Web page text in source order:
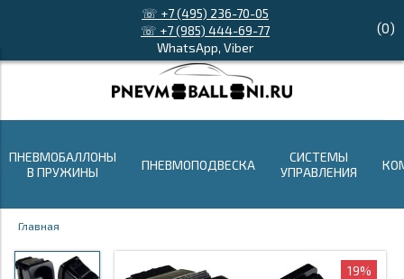
☏ +7 (495) 236-70-05
☏ +7 (985) 444-69-77
WhatsApp, Viber
(0)
ПНЕВМОБАЛЛОНЫ
В ПРУЖИНЫ
ПНЕВМОПОДВЕСКА
СИСТЕМЫ
УПРАВЛЕНИЯ
Главная
19%